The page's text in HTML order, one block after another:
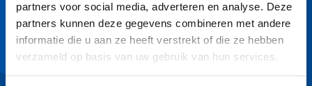
partners voor social media, adverteren en analyse. Deze
partners kunnen deze gegevens combineren met andere
informatie die u aan ze heeft verstrekt of die ze hebben
verzameld op basis van uw gebruik van hun services.
FacebookLinkedInYouTubeInstagram